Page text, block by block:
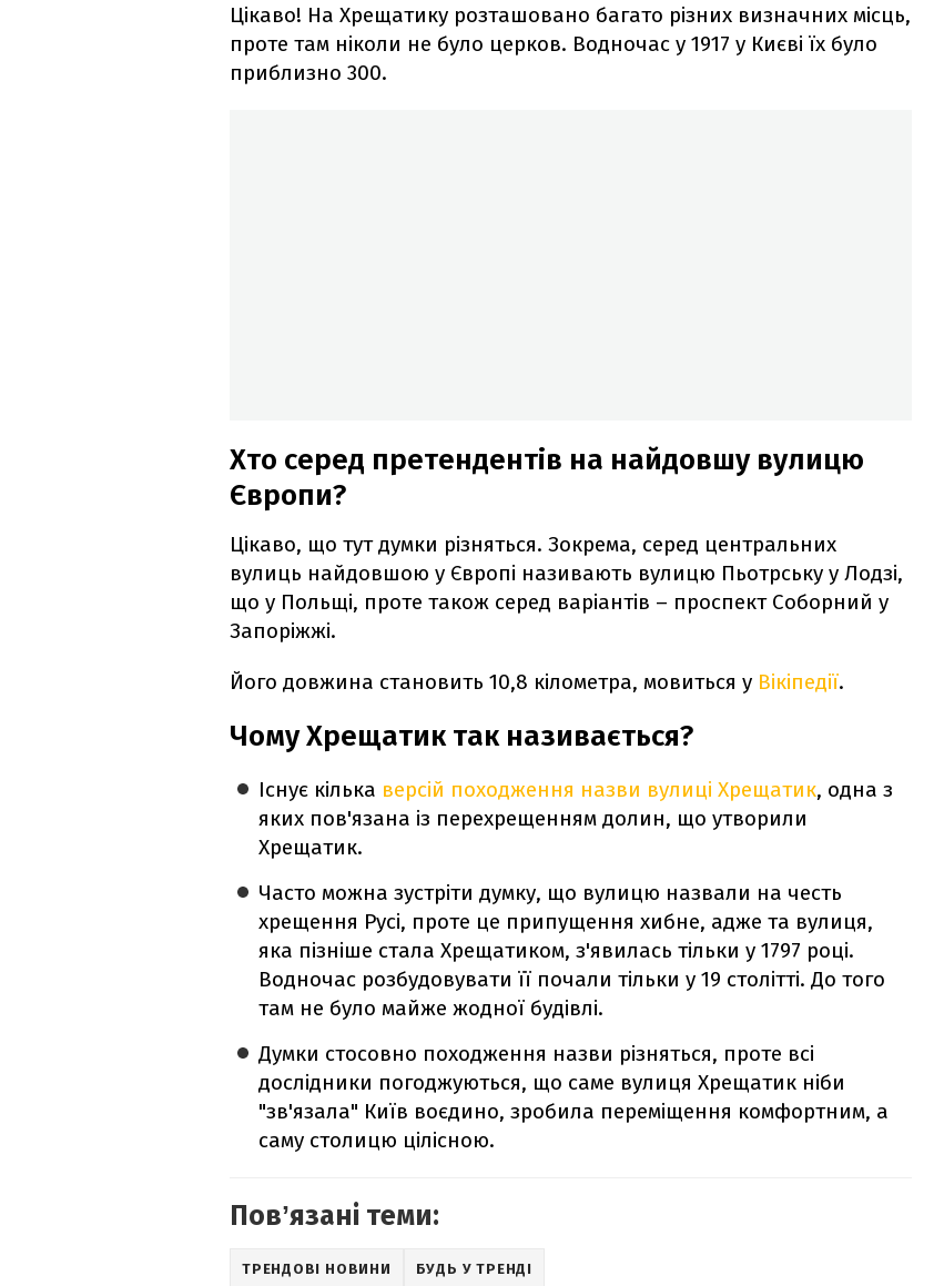
Цікаво! На Хрещатику розташовано багато різних визначних місць,
проте там ніколи не було церков. Водночас у 1917 у Києві їх було
приблизно 300.
Хто серед претендентів на найдовшу вулицю
Європи?
Цікаво, що тут думки різняться. Зокрема, серед центральних
вулиць найдовшою у Європі називають вулицю Пьотрську у Лодзі,
що у Польщі, проте також серед варіантів – проспект Соборний у
Запоріжжі.
Його довжина становить 10,8 кілометра, мовиться у Вікіпедії.
Чому Хрещатик так називається?
Існує кілька версій походження назви вулиці Хрещатик, одна з
яких пов'язана із перехрещенням долин, що утворили
Хрещатик.
Часто можна зустріти думку, що вулицю назвали на честь
хрещення Русі, проте це припущення хибне, адже та вулиця,
яка пізніше стала Хрещатиком, з'явилась тільки у 1797 році.
Водночас розбудовувати її почали тільки у 19 столітті. До того
там не було майже жодної будівлі.
Думки стосовно походження назви різняться, проте всі
дослідники погоджуються, що саме вулиця Хрещатик ніби
"зв'язала" Київ воєдино, зробила переміщення комфортним, а
саму столицю цілісною.
Повʼязані теми:
ТРЕНДОВІ НОВИНИ БУДЬ У ТРЕНДІ